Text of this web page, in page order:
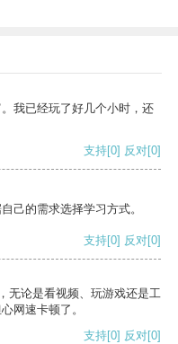
我已经玩了好几个小时，还
支持[0] 反对[0]
己的需求选择学习方式。
支持[0] 反对[0]
无论是看视频、玩游戏还是工
网速卡顿了。
支持[0] 反对[0]